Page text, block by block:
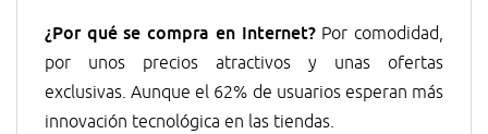
¿Por qué se compra en Internet?Por comodidad,
por unos precios atractivos y unas ofertas
exclusivas. Aunque el 62% de usuarios esperan más
innovación tecnológica en las tiendas.